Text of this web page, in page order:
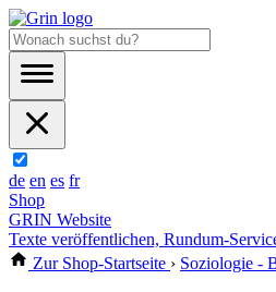
de en es fr
Shop
GRIN Website
Texte veröffentlichen, Rundum-
Zur Shop-Startseite › Soziologie -